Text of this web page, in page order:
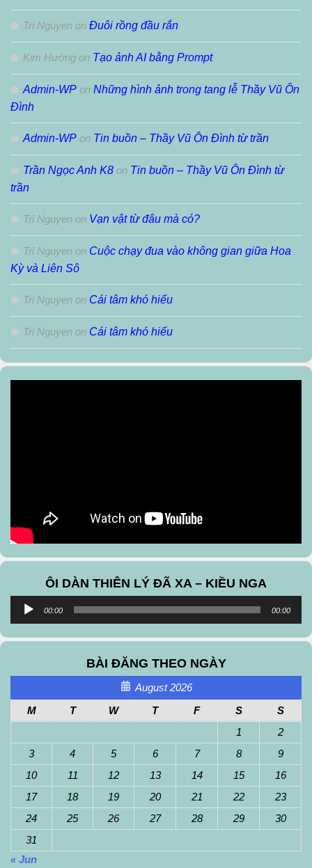
Tri Nguyen on Đuôi rồng đầu rắn
Kim Hường on Tạo ảnh AI bằng Prompt
Admin-WP on Những hình ảnh trong tang lễ Thầy Vũ Ôn
Đình
Admin-WP on Tin buồn – Thầy Vũ Ôn Đình từ trần
Trần Ngọc Anh K8 on Tin buồn – Thầy Vũ Ôn Đình từ
trần
Tri Nguyen on Vạn vật từ đâu mà có?
Tri Nguyen on Cuộc chạy đua vào không gian giữa Hoa
Kỳ và Liên Sô
Tri Nguyen on Cái tâm khó hiểu
Tri Nguyen on Cái tâm khó hiểu
ÔI DÀN THIÊN LÝ ĐÃ XA – KIỀU NGA
Audio
00:00 00:00
BÀI ĐĂNG THEO NGÀY
August 2026
M
T W T F S
S
1
2
3
4 5 6 7 8
9
10
11 12 13 14 15
16
17
18 19 20 21 22
23
24
25 26 27 28 29
30
31
« Jun